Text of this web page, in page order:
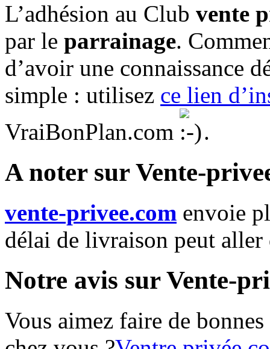
L’adhésion au Club vente
par le parrainage.
d’avoir une connaissance
simple : utilisez ce lien
VraiBonPlan.com
.
A noter sur Vente-
vente-privee.com envoie
délai de livraison peut aller
Notre avis sur Vente-
Vous aimez faire de